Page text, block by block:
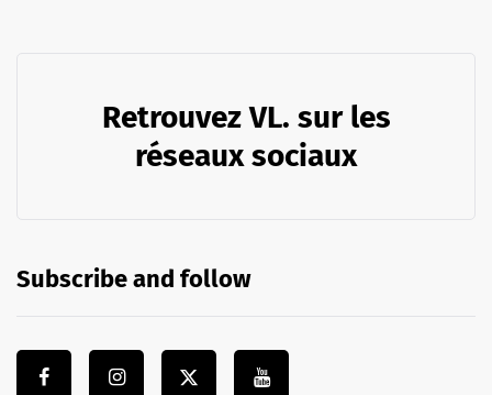
Retrouvez VL. sur les
réseaux sociaux
Subscribe and follow